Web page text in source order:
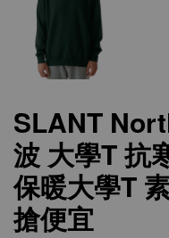
SLANT
波 大學T 抗
保暖大學T
搶便宜